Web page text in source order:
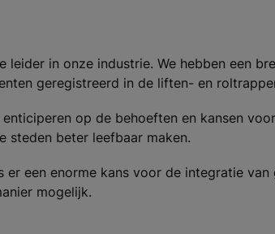
in onze industrie. We hebben een
geregistreerd in de liften- en
op de behoeften en kansen
steden beter leefbaar maken.
een enorme kans voor de integratie
mogelijk.